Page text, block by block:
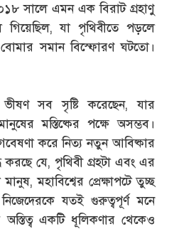
সালে এমন এক বিরাট গ্রহাণু
গিয়েছিল, যা পৃথিবীতে পড়লে
সমান বিস্ফোরণ ঘটতো।
ভীষণ সব সৃষ্টি করেছেন, যার
মস্তিষ্কের পক্ষে অসম্ভব।
করে নিত্য নতুন আবিষ্কার
যে, পৃথিবী গ্রহটা এবং এর
মহাবিশ্বের প্রেক্ষাপটে তুচ্ছ
যতই গুরুত্বপূর্ণ মনে
একটি ধূলিকণার থেকেও